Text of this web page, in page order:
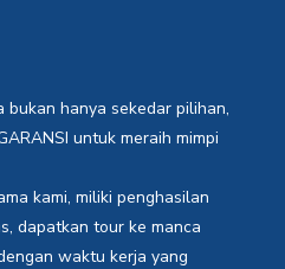
bukan hanya sekedar pilihan,
untuk meraih mimpi
kami, miliki penghasilan
dapatkan tour ke manca
waktu kerja yang